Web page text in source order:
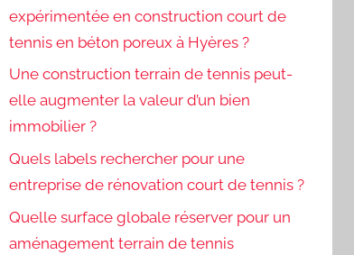
expérimentée en construction court de
tennis en béton poreux à Hyères ?
Une construction terrain de tennis peut-
elle augmenter la valeur d’un bien
immobilier ?
Quels labels rechercher pour une
entreprise de rénovation court de tennis ?
Quelle surface globale réserver pour un
aménagement terrain de tennis